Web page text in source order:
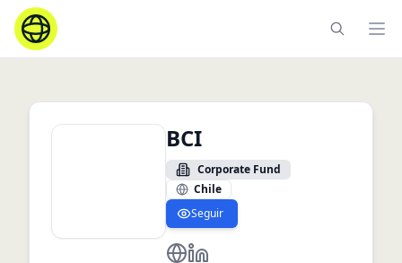
BCI
Corporate Fund
Chile
Seguir
https://www.bci.cl/
https://www.linkedin.com/